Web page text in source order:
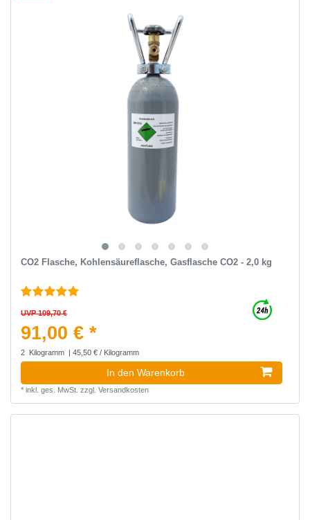
CO2 Flasche, Kohlensäureflasche, Gasflasche CO2 - 2,0 kg
UVP 109,70 €
91,00 € *
2 Kilogramm | 45,50 € / Kilogramm
In den Warenkorb
* inkl. ges. MwSt. zzgl. Versandkosten